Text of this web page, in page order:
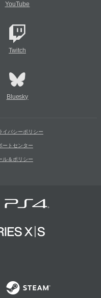
YouTube
Twitch
Bluesky
イバシーポリシー
ートセンター
ル＆ポリシー